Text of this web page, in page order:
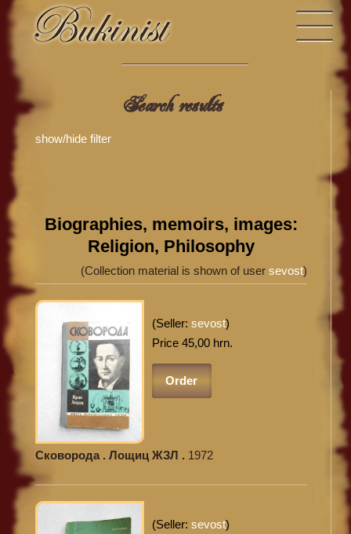
Search results
show/hide filter
Biographies, memoirs, images:
Religion, Philosophy
(Collection material is shown of user sevost)
(Seller: sevost)
Price 45,00 hrn.
Order
Cковорода . Лощиц ЖЗЛ . 1972
(Seller: sevost)